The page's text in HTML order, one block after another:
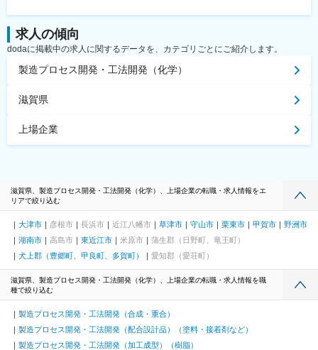
求人の傾向
dodaに掲載中の求人に関するデータを、カテゴリごとにご紹介します。
製造プロセス開発・工法開発（化学）
滋賀県
上場企業
滋賀県、製造プロセス開発・工法開発（化学）、上場企業の転職・求人情報をエ
リアで絞り込む
大津市 彦根市 長浜市 近江八幡市 草津市 守山市 栗東市 甲賀市
野洲市
湖南市
高島市 東近江市 米原市
蒲生郡（日野町、竜王町）
犬上郡（豊郷町、甲良町、多賀町）
愛知郡（愛荘町）
滋賀県、製造プロセス開発・工法開発（化学）、上場企業の転職・求人情報を職
種で絞り込む
製造プロセス開発・工法開発（合成・重合）
製造プロセス開発・工法開発（配合設計品）（塗料・接着剤など）
製造プロセス開発・工法開発（加工成型）（樹脂）